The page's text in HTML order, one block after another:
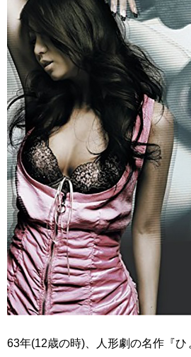
63年(12歳の時)、人形劇の名作『ひ